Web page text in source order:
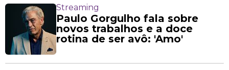
Streaming
Paulo Gorgulho fala sobre
novos trabalhos e a doce
rotina de ser avô: 'Amo'